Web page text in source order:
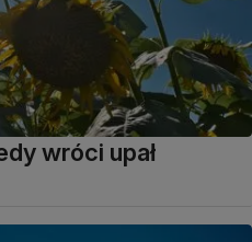
wróci upał